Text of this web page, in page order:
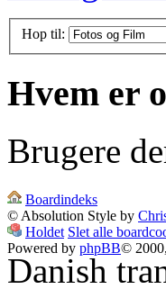
Hop til:
Hvem er
Brugere
Boardindeks
© Absolution Style by
Holdet Slet alle
Powered by phpBB©
Danish